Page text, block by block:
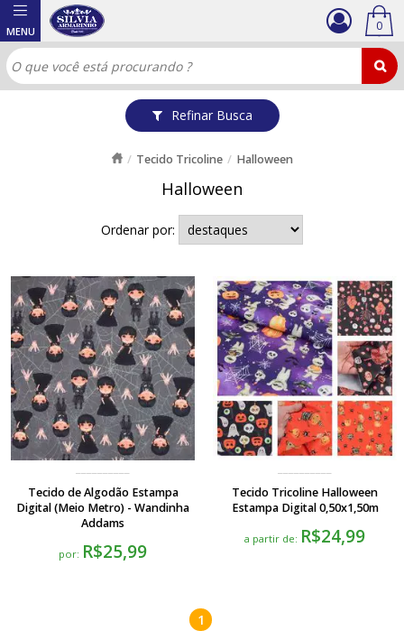
Refinar Busca
0
Tecido Tricoline Halloween
Halloween
Ordenar por:
Tecido de Algodão Estampa
Digital (Meio Metro) - Wandinha
Addams
por: R$25,99
Tecido Tricoline Halloween
Estampa Digital 0,50x1,50m
a partir de: R$24,99
1